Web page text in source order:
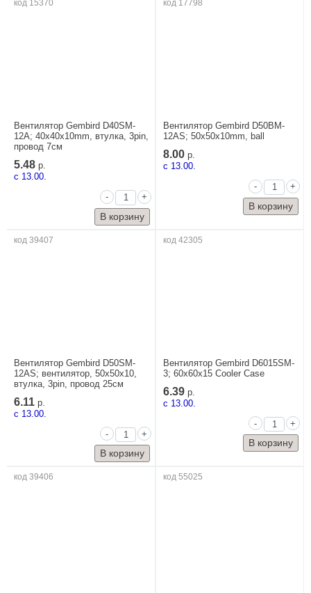
код 15370
Вентилятор Gembird D40SM-
12A; 40x40x10mm, втулка, 3pin,
провод 7см
5.48 р.
c 13.00.
-
+
код 17798
Вентилятор Gembird D50BM-
12AS; 50x50x10mm, ball
8.00 р.
c 13.00.
-
+
код 39407
Вентилятор Gembird D50SM-
12AS; вентилятор, 50x50x10,
втулка, 3pin, провод 25см
6.11 р.
c 13.00.
-
+
код 42305
Вентилятор Gembird D6015SM-
3; 60x60x15 Cooler Case
6.39 р.
c 13.00.
-
+
код 39406 код 55025